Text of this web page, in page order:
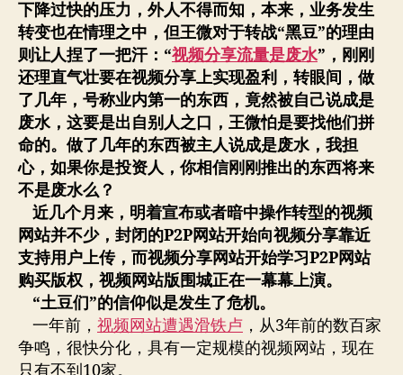
们”
的
信
仰
危
机
下降过快的压力，外人不得而知，本来，业务发生
转变也在情理之中，但王微对于转战“黑豆”的理由
则让人捏了一把汗：“视频分享流量是废水” ，刚刚
还理直气壮要在视频分享上实现盈利，转眼间，做
了几年，号称业内第一的东西，竟然被自己说成是
废水，这要是出自别人之口，王微怕是要找他们拼
命的。做了几年的东西被主人说成是废水，我担
心，如果你是投资人，你相信刚刚推出的东西将来
不是废水么？
近几个月来，明着宣布或者暗中操作转型的视频
网站并不少，封闭的P2P网站开始向视频分享靠近
支持用户上传，而视频分享网站开始学习P2P网站
购买版权，视频网站版围城正在一幕幕上演。
“土豆们”的信仰似是发生了危机。
一年前， 视频网站遭遇滑铁卢 ，从3年前的数百家
争鸣，很快分化，具有一定规模的视频网站，现在
只有不到10家。